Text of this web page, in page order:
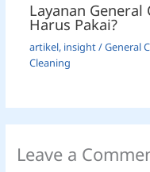
Layanan General
Harus Pakai?
artikel, insight/General
Cleaning
Leave a